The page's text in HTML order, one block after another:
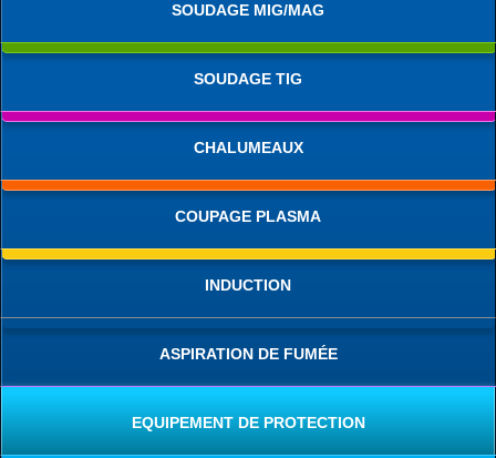
SOUDAGE MIG/MAG
SOUDAGE TIG
CHALUMEAUX
COUPAGE PLASMA
INDUCTION
ASPIRATION DE FUMÉE
EQUIPEMENT DE PROTECTION